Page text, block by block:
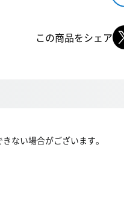
この商品をシェア
ない場合がございます。